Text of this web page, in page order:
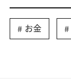
お金